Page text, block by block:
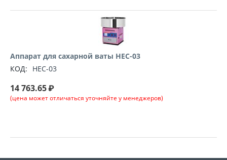
Аппарат для сахарной ваты HEC-03
КОД:
HEC-03
14 763.65₽
(цена может отличаться уточняйте у менеджеров)